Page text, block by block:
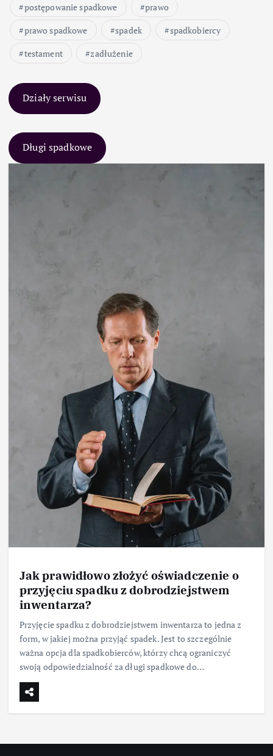
postępowanie spadkowe
prawo
prawo spadkowe
spadek
spadkobiercy
testament
zadłużenie
Działy serwisu
Długi spadkowe
Jak prawidłowo złożyć oświadczenie o
przyjęciu spadku z dobrodziejstwem
inwentarza?
Przyjęcie spadku z dobrodziejstwem inwentarza to jedna z
form, w jakiej można przyjąć spadek. Jest to szczególnie
ważna opcja dla spadkobierców, którzy chcą ograniczyć
swoją odpowiedzialność za długi spadkowe do…